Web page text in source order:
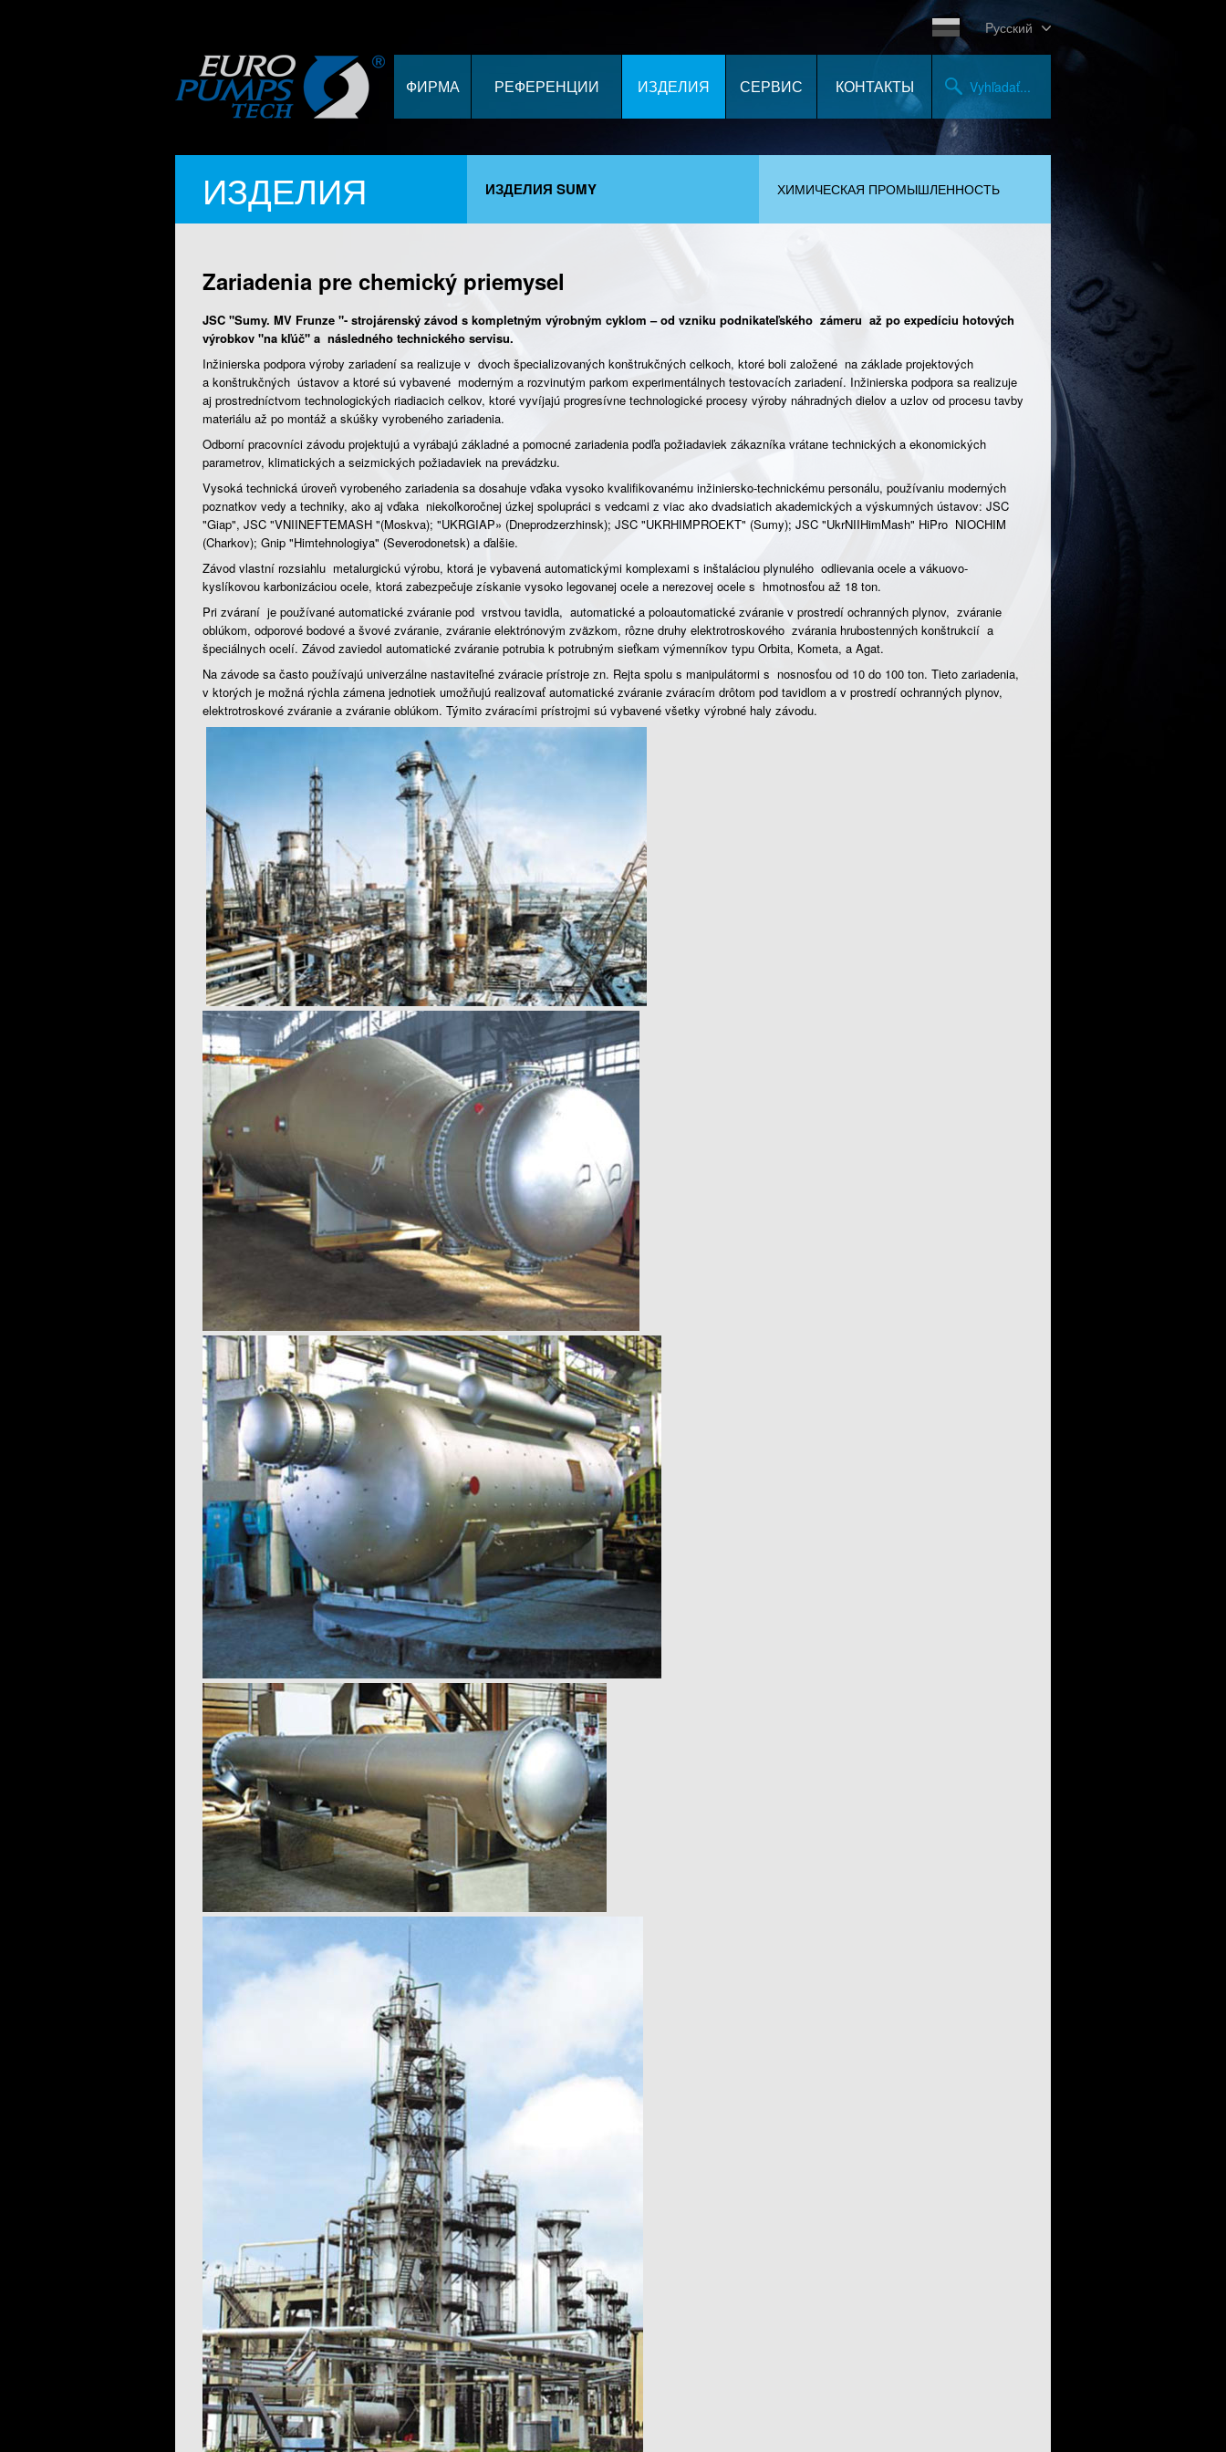
Pусский
ФИРМА РЕФЕРЕНЦИИ ИЗДЕЛИЯ СЕРВИС КОНТАКТЫ Vyhľadať...
ИЗДЕЛИЯ ИЗДЕЛИЯ SUMY ХИМИЧЕСКАЯ ПРОМЫШЛЕННОСТЬ
Zariadenia pre chemický priemysel
JSC "Sumy. MV Frunze "- strojárenský závod s kompletným výrobným cyklom – od vzniku podnikateľského zámeru až po expedíciu hotových
výrobkov "na kľúč" a následného technického servisu.
Inžinierska podpora výroby zariadení sa realizuje v dvoch špecializovaných konštrukčných celkoch, ktoré boli založené na základe projektových
a konštrukčných ústavov a ktoré sú vybavené moderným a rozvinutým parkom experimentálnych testovacích zariadení. Inžinierska podpora sa realizuje
aj prostredníctvom technologických riadiacich celkov, ktoré vyvíjajú progresívne technologické procesy výroby náhradných dielov a uzlov od procesu tavby
materiálu až po montáž a skúšky vyrobeného zariadenia.
Odborní pracovníci závodu projektujú a vyrábajú základné a pomocné zariadenia podľa požiadaviek zákazníka vrátane technických a ekonomických
parametrov, klimatických a seizmických požiadaviek na prevádzku.
Vysoká technická úroveň vyrobeného zariadenia sa dosahuje vďaka vysoko kvalifikovanému inžiniersko-technickému personálu, používaniu moderných
poznatkov vedy a techniky, ako aj vďaka niekoľkoročnej úzkej spolupráci s vedcami z viac ako dvadsiatich akademických a výskumných ústavov: JSC
"Giap", JSC "VNIINEFTEMASH "(Moskva); "UKRGIAP» (Dneprodzerzhinsk); JSC "UKRHIMPROEKT" (Sumy); JSC "UkrNIIHimMash" HiPro NIOCHIM
(Charkov); Gnip "Himtehnologiya" (Severodonetsk) a ďalšie.
Závod vlastní rozsiahlu metalurgickú výrobu, ktorá je vybavená automatickými komplexami s inštaláciou plynulého odlievania ocele a vákuovo-
kyslíkovou karbonizáciou ocele, ktorá zabezpečuje získanie vysoko legovanej ocele a nerezovej ocele s hmotnosťou až 18 ton.
Pri zváraní je používané automatické zváranie pod vrstvou tavidlа, automatické a poloautomatické zváranie v prostredí ochranných plynov, zváranie
oblúkom, odporové bodové a švové zváranie, zváranie elektrónovým zväzkom, rôzne druhy elektrotroskového zvárania hrubostenných konštrukcií a
špeciálnych ocelí. Závod zaviedol automatické zváranie potrubia k potrubným sieťkam výmenníkov typu Orbita, Kometa, a Agat.
Na závode sa často používajú univerzálne nastaviteľné zváracie prístroje zn. Rejta spolu s manipulátormi s nosnosťou od 10 do 100 ton. Tieto zariadenia,
v ktorých je možná rýchla zámena jednotiek umožňujú realizovať automatické zváranie zváracím drôtom pod tavidlom a v prostredí ochranných plynov,
elektrotroskové zváranie a zváranie oblúkom. Týmito zváracími prístrojmi sú vybavené všetky výrobné haly závodu.